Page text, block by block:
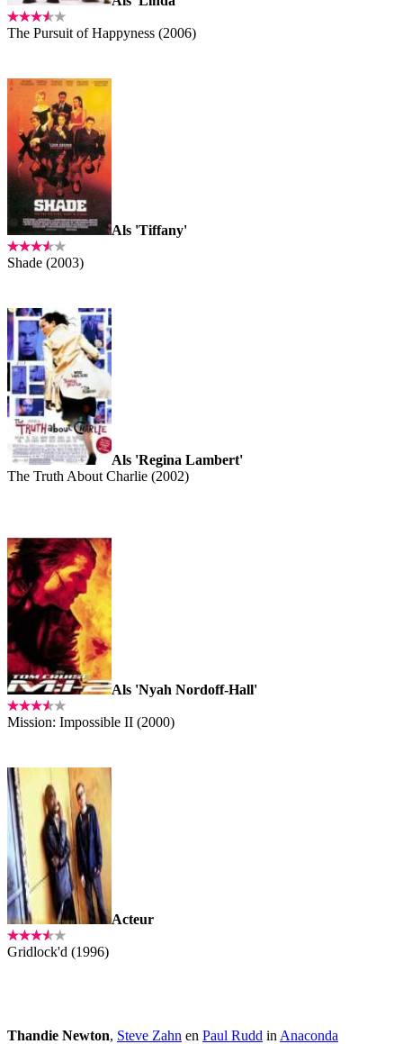
The Pursuit of Happyness (2006)
Als 'Tiffany'
Shade (2003)
Als 'Regina Lambert'
The Truth About Charlie (2002)
Als 'Nyah Nordoff-Hall'
Mission: Impossible II (2000)
Acteur
Gridlock'd (1996)
Thandie Newton, Steve Zahn en Paul Rudd in Anaconda